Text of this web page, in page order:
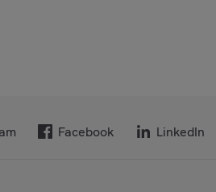
Facebook LinkedIn